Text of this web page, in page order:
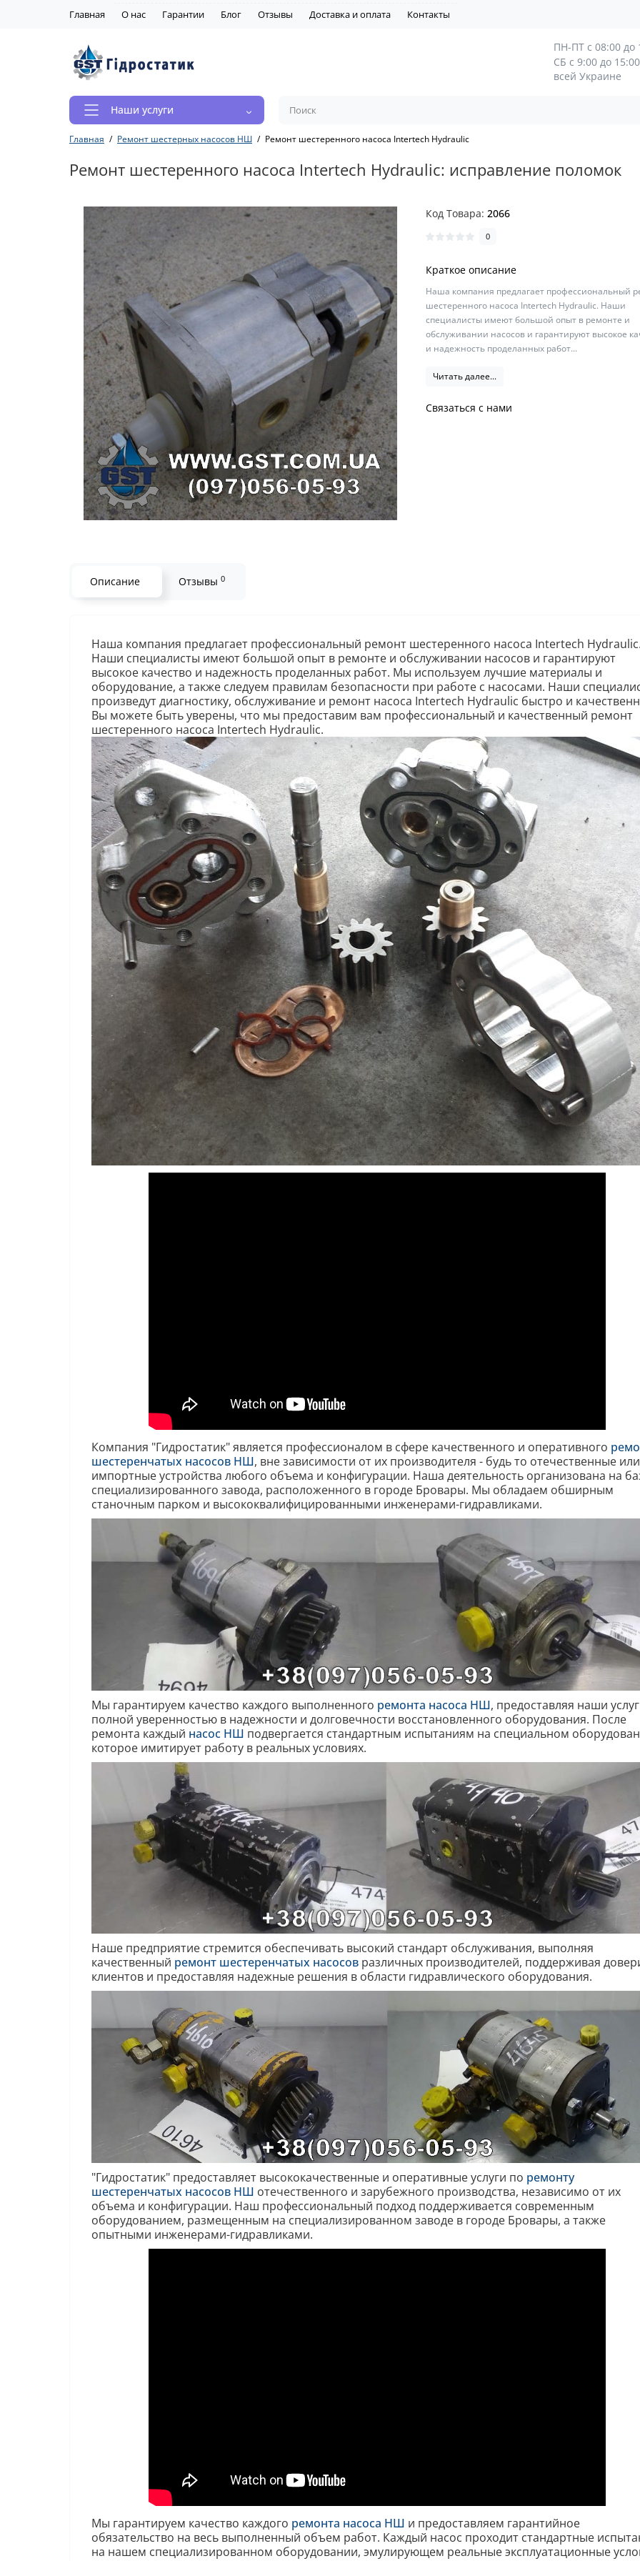
Главная О нас Гарантии Блог Отзывы Доставка и оплата Контакты
ПН-ПТ с 08:00 до
СБ с 9:00 до
всей Украине
Наши услуги
Главная Ремонт шестерных насосов НШ Ремонт шестеренного насоса Intertech Hydraulic
Ремонт шестеренного насоса Intertech Hydraulic: исправление поломок
Код Товара:2066
0
Краткое описание
Наша компания предлагает профессиональный
шестеренного насоса Intertech Hydraulic. Наши
специалисты имеют большой опыт в ремонте и
обслуживании насосов и гарантируют высокое
и надежность проделанных работ...
Читать далее...
Связаться с нами
Описание Отзывы 0
Наша компания предлагает профессиональный ремонт шестеренного насоса Intertech
Наши специалисты имеют большой опыт в ремонте и обслуживании насосов и гарантируют
высокое качество и надежность проделанных работ. Мы используем лучшие материалы и
оборудование, а также следуем правилам безопасности при работе с насосами. Наши
произведут диагностику, обслуживание и ремонт насоса Intertech Hydraulic быстро и
Вы можете быть уверены, что мы предоставим вам профессиональный и качественный ремонт
шестеренного насоса Intertech Hydraulic.
Компания "Гидростатик" является профессионалом в сфере качественного и оперативного
шестеренчатых насосов НШ, вне зависимости от их производителя - будь то отечественные или
импортные устройства любого объема и конфигурации. Наша деятельность организована на
специализированного завода, расположенного в городе Бровары. Мы обладаем обширным
станочным парком и высококвалифицированными инженерами-гидравликами.
Мы гарантируем качество каждого выполненного ремонта насоса НШ, предоставляя наши
полной уверенностью в надежности и долговечности восстановленного оборудования. После
ремонта каждый насос НШ подвергается стандартным испытаниям на специальном
которое имитирует работу в реальных условиях.
Наше предприятие стремится обеспечивать высокий стандарт обслуживания, выполняя
качественный ремонт шестеренчатых насосов различных производителей, поддерживая
клиентов и предоставляя надежные решения в области гидравлического оборудования.
"Гидростатик" предоставляет высококачественные и оперативные услуги по ремонту
шестеренчатых насосов НШ отечественного и зарубежного производства, независимо от их
объема и конфигурации. Наш профессиональный подход поддерживается современным
оборудованием, размещенным на специализированном заводе в городе Бровары, а также
опытными инженерами-гидравликами.
Мы гарантируем качество каждого ремонта насоса НШ и предоставляем гарантийное
обязательство на весь выполненный объем работ. Каждый насос проходит стандартные
на нашем специализированном оборудовании, эмулирующем реальные эксплуатационные